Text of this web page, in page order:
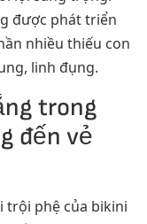
được phát triển
nhiều thiếu con
linh đụng.
trong
đến vẻ
trội phệ của bikini